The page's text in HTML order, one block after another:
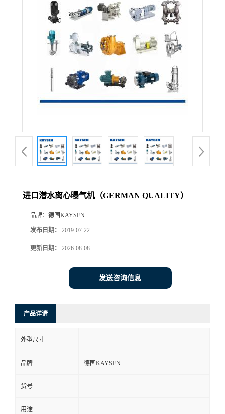
进口潜水离心曝气机（GERMAN QUALITY）
品牌： 德国KAYSEN
发布日期： 2019-07-22
更新日期： 2026-08-08
发送咨询信息
产品详请
外型尺寸
品牌 德国KAYSEN
货号
用途